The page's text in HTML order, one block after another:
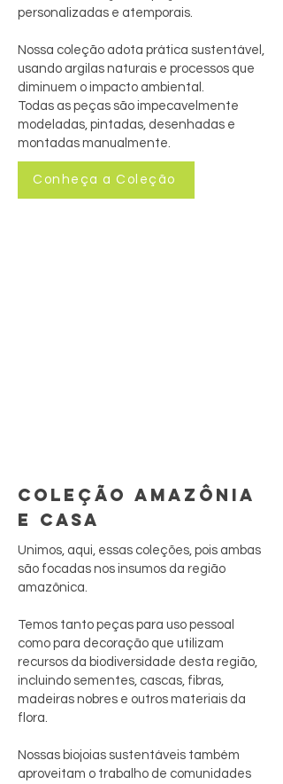
personalizadas e atemporais.
Nossa coleção adota prática sustentável,
usando argilas naturais e processos que
diminuem o impacto ambiental.
Todas as peças são impecavelmente
modeladas, pintadas, desenhadas e
montadas manualmente.
Conheça a Coleção
COLEÇÃO AMAZÔNIA
E CASA
Unimos, aqui, essas coleções, pois ambas
são focadas nos insumos da região
amazônica.
Temos tanto peças para uso pessoal
como para decoração que utilizam
recursos da biodiversidade desta região,
incluindo sementes, cascas, fibras,
madeiras nobres e outros materiais da
flora.
Nossas biojoias sustentáveis também
aproveitam o trabalho de comunidades